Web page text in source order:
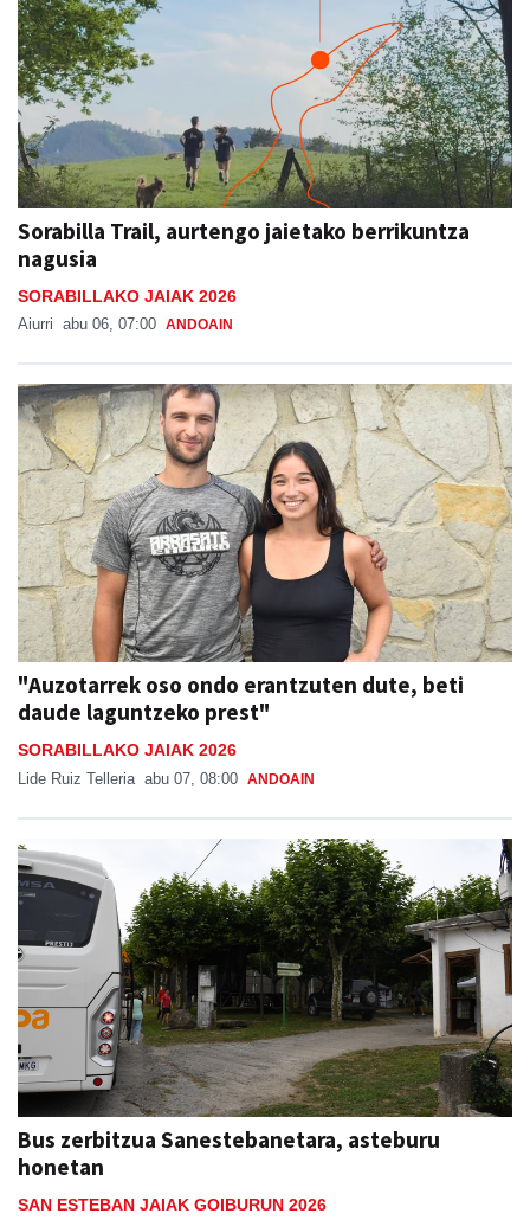
Sorabilla Trail, aurtengo jaietako berrikuntza
nagusia
SORABILLAKO JAIAK 2026
Aiurri abu 06, 07:00 ANDOAIN
"Auzotarrek oso ondo erantzuten dute, beti
daude laguntzeko prest"
SORABILLAKO JAIAK 2026
Lide Ruiz Telleria abu 07, 08:00 ANDOAIN
Bus zerbitzua Sanestebanetara, asteburu
honetan
SAN ESTEBAN JAIAK GOIBURUN 2026